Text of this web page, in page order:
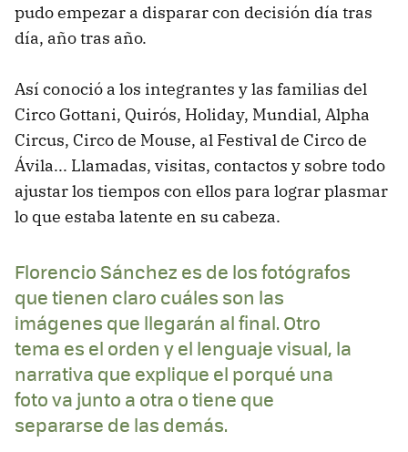
pudo empezar a disparar con decisión día tras
día, año tras año.
Así conoció a los integrantes y las familias del
Circo Gottani, Quirós, Holiday, Mundial, Alpha
Circus, Circo de Mouse, al Festival de Circo de
Ávila... Llamadas, visitas, contactos y sobre todo
ajustar los tiempos con ellos para lograr plasmar
lo que estaba latente en su cabeza.
Florencio Sánchez es de los fotógrafos
que tienen claro cuáles son las
imágenes que llegarán al final. Otro
tema es el orden y el lenguaje visual, la
narrativa que explique el porqué una
foto va junto a otra o tiene que
separarse de las demás.